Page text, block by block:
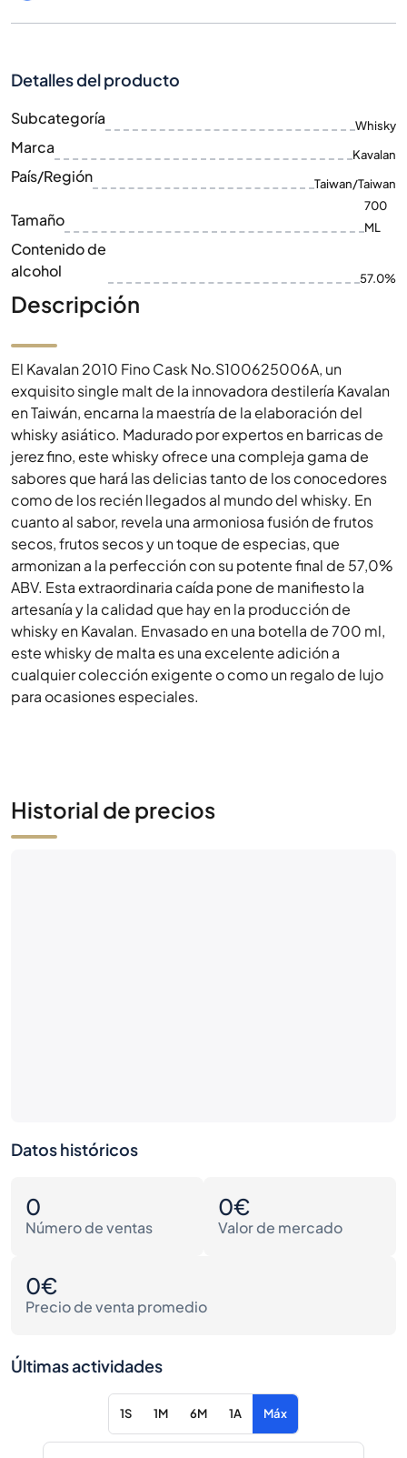
Detalles del producto
Subcategoría Whisky
Marca Kavalan
País/Región Taiwan/Taiwan
Tamaño
700
ML
Contenido de
alcohol
57.0%
Descripción
El Kavalan 2010 Fino Cask No.S100625006A, un
exquisito single malt de la innovadora destilería Kavalan
en Taiwán, encarna la maestría de la elaboración del
whisky asiático. Madurado por expertos en barricas de
jerez fino, este whisky ofrece una compleja gama de
sabores que hará las delicias tanto de los conocedores
como de los recién llegados al mundo del whisky. En
cuanto al sabor, revela una armoniosa fusión de frutos
secos, frutos secos y un toque de especias, que
armonizan a la perfección con su potente final de 57,0%
ABV. Esta extraordinaria caída pone de manifiesto la
artesanía y la calidad que hay en la producción de
whisky en Kavalan. Envasado en una botella de 700 ml,
este whisky de malta es una excelente adición a
cualquier colección exigente o como un regalo de lujo
para ocasiones especiales.
Historial de precios
Datos históricos
0
Número de ventas
0€
Valor de mercado
0€
Precio de venta promedio
Últimas actividades
1S 1M 6M 1A Máx